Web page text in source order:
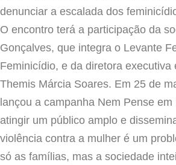
denunciar a escalada dos
O encontro terá a participação da
Gonçalves, que integra o Levante
Feminicídio, e da diretora executiva
Themis Márcia Soares. Em 25 de
lançou a campanha Nem Pense em
atingir um público amplo e
violência contra a mulher é um
só as famílias, mas a sociedade